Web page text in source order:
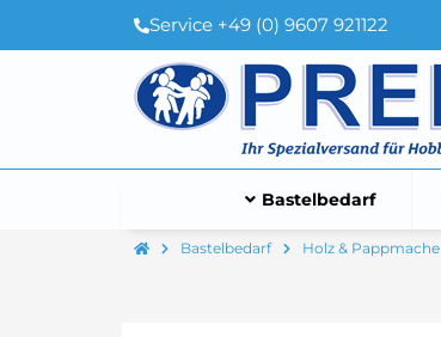
Service +49 (0) 9607 921122
Bastelbedarf
Bastelbedarf Holz & Pappmache